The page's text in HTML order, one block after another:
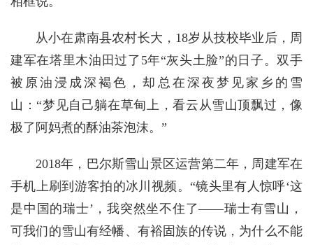
从小在肃南县农村长大，18岁从技校毕业后，周
建军在塔里木油田过了5年“灰头土脸”的日子。双手
被原油浸成深褐色，却总在深夜梦见家乡的雪
山：“梦见自己躺在草甸上，看云从雪山顶飘过，像
极了阿妈煮的酥油茶泡沫。”
2018年，巴尔斯雪山景区运营第二年，周建军在
手机上刷到游客拍的冰川视频。“镜头里有人惊呼‘这
是中国的瑞士’，我突然坐不住了——瑞士有雪山，
可我们的雪山有经幡、有裕固族的传说，为什么不能